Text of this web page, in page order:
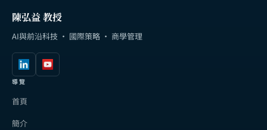
陳弘益 教授
AI與前沿科技 · 國際策略 · 商學管理
導覽
首頁
簡介